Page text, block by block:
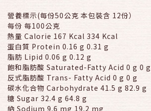
營養標示(每份50公克 本包裝含 12份）
每份 每100公克
熱量 Calorie 167 Kcal 334 Kcal
蛋白質 Protein 0.16 g 0.31 g
脂肪 Lipid 0.06 g 0.12 g
飽和脂肪酸 Saturated-Fatty Acid 0 g 0 g
反式脂肪酸 Trans- Fatty Acid 0 g 0 g
碳水化合物 Carbohydrate 41.5 g 82.9 g
糖 Sugar 32.4 g 64.8 g
納 Sodium 9.6 mg 19.2 mg